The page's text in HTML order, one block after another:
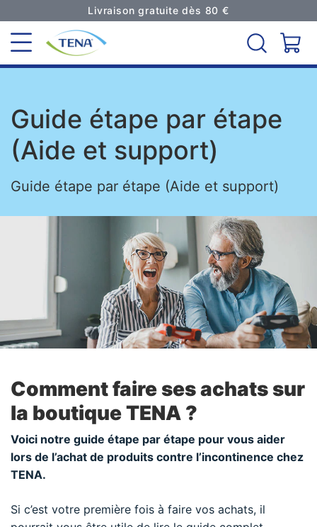
Livraison gratuite dès 80 €
Guide étape par étape
(Aide et support)
Guide étape par étape (Aide et support)
Comment faire ses achats sur
la boutique TENA ?
Voici notre guide étape par étape pour vous aider
lors de l’achat de produits contre l’incontinence chez
TENA.
Si c’est votre première fois à faire vos achats, il